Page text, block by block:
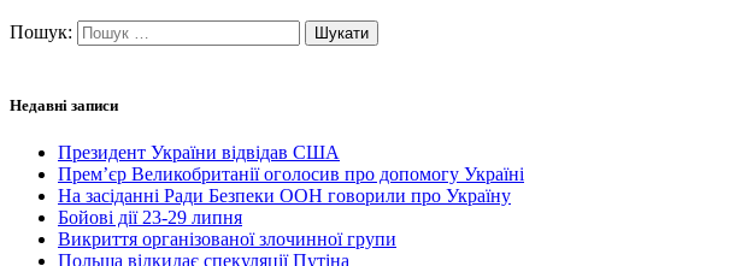
Пошук:
Недавні записи
Президент України відвідав США
Прем’єр Великобританії оголосив про допомогу Україні
На засіданні Ради Безпеки ООН говорили про Україну
Бойові дії 23-29 липня
Викриття організованої злочинної групи
Польща відкидає спекуляції Путіна